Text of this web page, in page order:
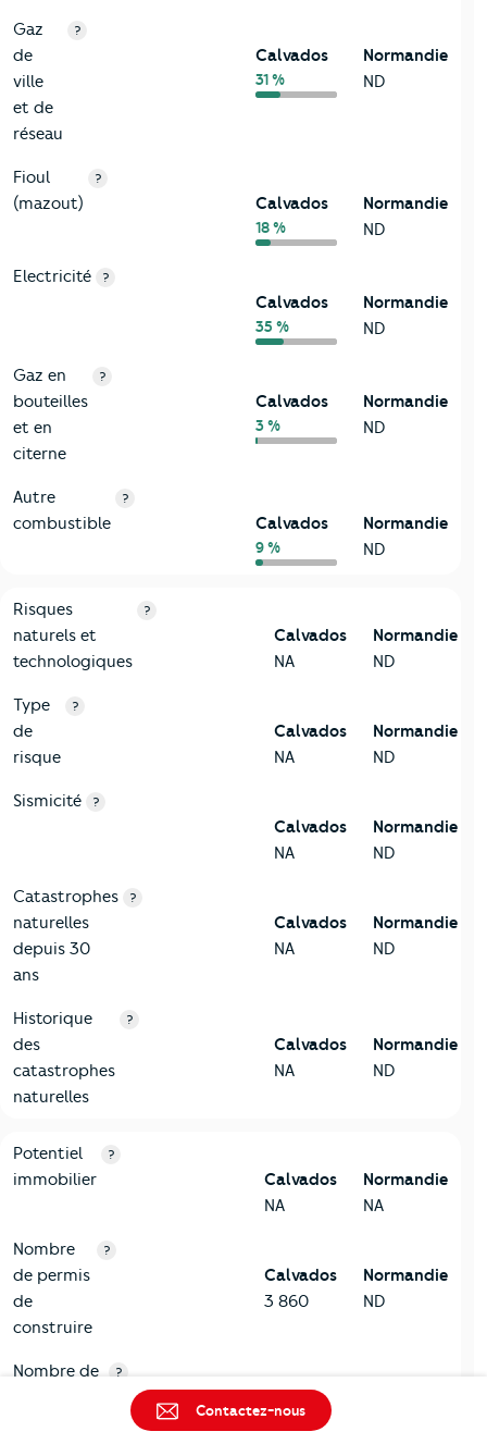
Gaz
de
ville
et de
réseau
?
Calvados
31 %
Normandie
ND
Fioul
(mazout)
?
Calvados
18 %
Normandie
ND
Electricité ?
Calvados
35 %
Normandie
ND
Gaz en
bouteilles
et en
citerne
?
Calvados
3 %
Normandie
ND
Autre
combustible
?
Calvados
9 %
Normandie
ND
9-Diagnostic risques
Critères Calvados
Risques
naturels et
technologiques
?
Calvados
NA
Normandie
ND
Type
de
risque
?
Calvados
NA
Normandie
ND
Sismicité ?
Calvados
NA
Normandie
ND
Catastrophes
naturelles
depuis 30
ans
?
Calvados
NA
Normandie
ND
Historique
des
catastrophes
naturelles
?
Calvados
NA
Normandie
ND
10-Logement
Critères Calvados
Potentiel
immobilier
?
Calvados
NA
Normandie
NA
Nombre
de permis
de
construire
?
Calvados
3 860
Normandie
ND
Nombre de
?
Calvados
Contactez-nous